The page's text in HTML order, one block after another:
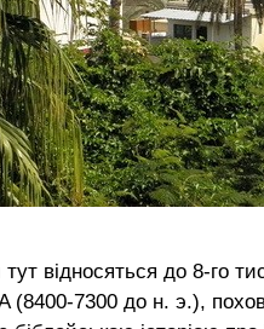
відносяться до 8-го
(8400-7300 до н. э.),